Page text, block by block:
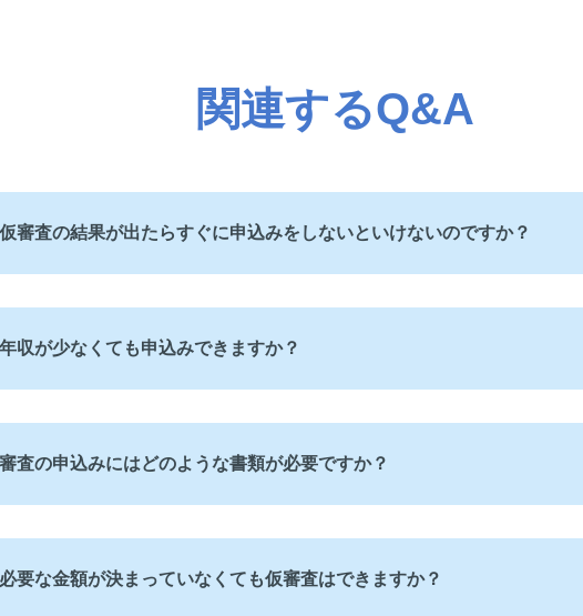
関連するQ&A
審査の結果が出たらすぐに申込みをしないといけないのですか？
収が少なくても申込みできますか？
査の申込みにはどのような書類が必要ですか？
要な金額が決まっていなくても仮審査はできますか？